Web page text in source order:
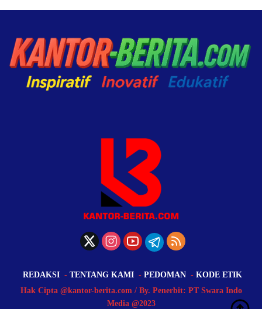
REDAKSI TENTANG KAMI PEDOMAN
KODE ETIK
Hak Cipta @kantor-berita.com / By. Penerbit: PT Swara Indo
Media @2023